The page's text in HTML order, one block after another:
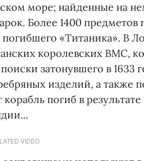
море; найденные на
Более 1400 предметов
«Титаника». В
королевских ВМС,
затонувшего в 1633
изделий, а также
погиб в результате
VIDEO